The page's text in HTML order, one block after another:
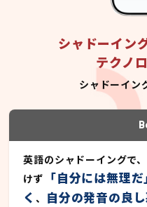
シャドーイン
テクノ
シャドーイン
英語のシャドーイングで
けず
「自分には無理だ
く、
自分の発音の良